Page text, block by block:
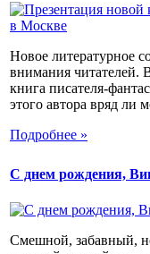
Новое литературное
внимания читателей.
книга писателя-
этого автора вряд ли
Подробнее »
С днем рождения,
Смешной, забавный,